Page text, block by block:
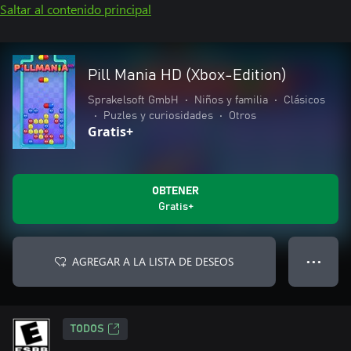
Saltar al contenido principal
Pill Mania HD (Xbox-Edition)
Sprakelsoft GmbH • Niños y familia •
Clásicos
•
Puzles y curiosidades • Otros
Gratis+
OBTENER
Gratis+
AGREGAR A LA LISTA DE DESEOS ● ● ●
TODOS